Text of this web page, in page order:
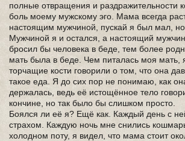
полные отвращения и раздражительности
боль моему мужскому эго. Мама всегда
настоящим мужчиной, пускай я был мал,
Мужчиной я и остался, а настоящий
бросил бы человека в беде, тем более
мать была в беде. Чем питалась моя мать,
торчащие кости говорили о том, что она
такое еда. Я до сих пор не понимаю, как
держалась, ведь её истощённое тело
кончине, но так было бы слишком просто.
Боялся ли её я? Ещё как. Каждый день с
страхом. Каждую ночь мне снились
холодном поту, я видел, что мама стоит